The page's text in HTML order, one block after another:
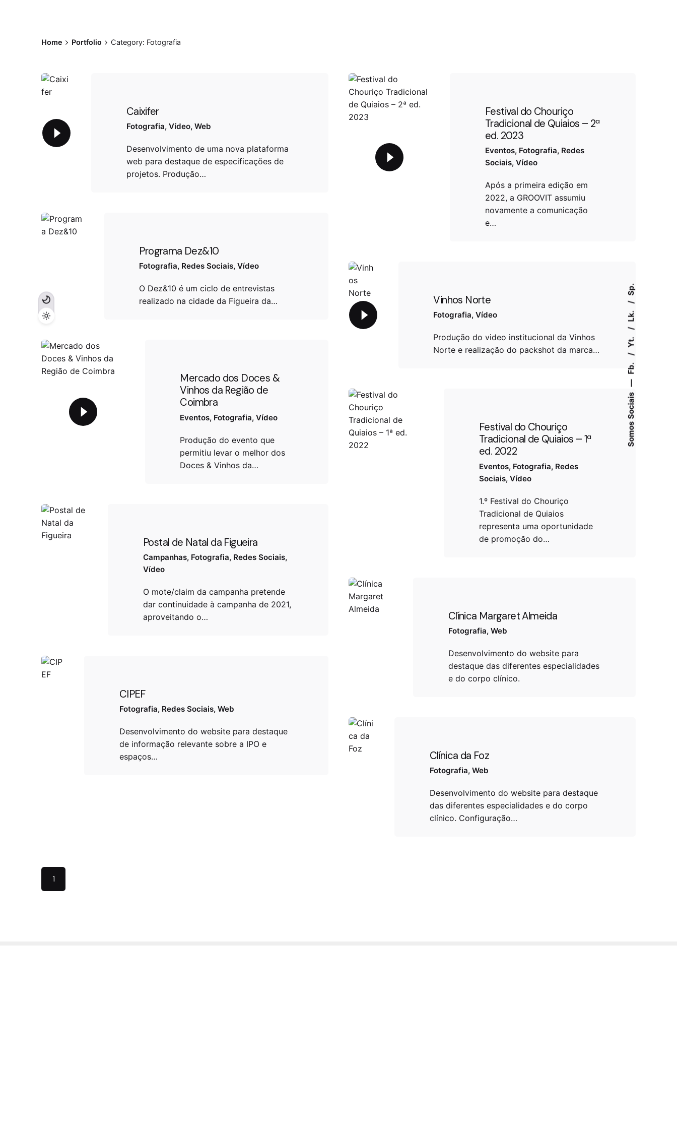
Somos Sociais
Fb.
Yt.
Lk.
Sp.
Home Portfolio Category: Fotografia
Caixifer
Fotografia Vídeo Web
Desenvolvimento de uma nova plataforma
web para destaque de especificações de
projetos. Produção…
Festival do Chouriço
Tradicional de Quiaios – 2ª
ed. 2023
Eventos Fotografia Redes
Sociais Vídeo
Após a primeira edição em
2022, a GROOVIT assumiu
novamente a comunicação
e…
Programa Dez&10
Fotografia Redes Sociais Vídeo
O Dez&10 é um ciclo de entrevistas
realizado na cidade da Figueira da…
Vinhos Norte
Fotografia Vídeo
Produção do video institucional da Vinhos
Norte e realização do packshot da marca…
Mercado dos Doces &
Vinhos da Região de
Coimbra
Eventos Fotografia Vídeo
Produção do evento que
permitiu levar o melhor dos
Doces & Vinhos da…
Festival do Chouriço
Tradicional de Quiaios – 1ª
ed. 2022
Eventos Fotografia Redes
Sociais Vídeo
1.º Festival do Chouriço
Tradicional de Quiaios
representa uma oportunidade
de promoção do…
Postal de Natal da Figueira
Campanhas Fotografia Redes Sociais
Vídeo
O mote/claim da campanha pretende
dar continuidade à campanha de 2021,
aproveitando o…
Clínica Margaret Almeida
Fotografia Web
Desenvolvimento do website para
destaque das diferentes especialidades
e do corpo clínico.
CIPEF
Fotografia Redes Sociais Web
Desenvolvimento do website para destaque
de informação relevante sobre a IPO e
espaços…
Clínica da Foz
Fotografia Web
Desenvolvimento do website para destaque
das diferentes especialidades e do corpo
clínico. Configuração…
1